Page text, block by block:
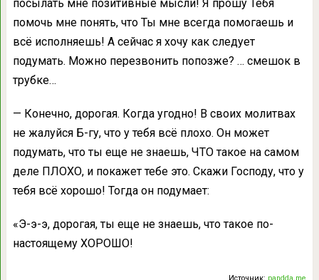
посылать мне позитивные мысли! Я прошу Тебя
помочь мне понять, что Ты мне всегда помогаешь и
всё исполняешь! А сейчас я хочу как следует
подумать. Можно перезвонить попозже? … смешок в
трубке…
— Конечно, дорогая. Когда угодно! В своих молитвах
не жалуйся Б-гу, что у тебя всё плохо. Он может
подумать, что ты еще не знаешь, ЧТО такое на самом
деле ПЛОХО, и покажет тебе это. Скажи Господу, что у
тебя всё хорошо! Тогда он подумает:
«Э-э-э, дорогая, ты еще не знаешь, что такое по-
настоящему ХОРОШО!